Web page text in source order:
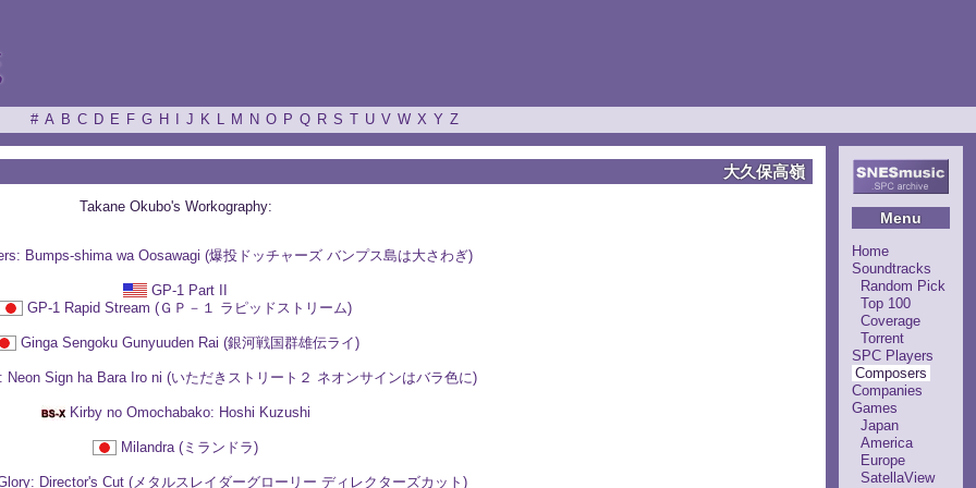
# A B C D E F G H J K L M N O P Q R S T U V W X Y Z
Menu
Home
Soundtracks
Random Pick
Top 100
Coverage
Torrent
SPC Players
Composers
Companies
Games
Japan
America
Europe
SatellaView
大久保高嶺
Takane Okubo's Workography:
Bumps-shima wa Oosawagi (爆投ドッチャーズ バンプス島は大さわぎ)
GP-1 Part II
GP-1 Rapid Stream (ＧＰ－１ ラピッドストリーム)
Ginga Sengoku Gunyuuden Rai (銀河戦国群雄伝ライ)
Neon Sign ha Bara Iro ni (いただきストリート２ ネオンサインはバラ色に)
Kirby no Omochabako: Hoshi Kuzushi
Milandra (ミランドラ)
Director's Cut (メタルスレイダーグローリー ディレクターズカット)